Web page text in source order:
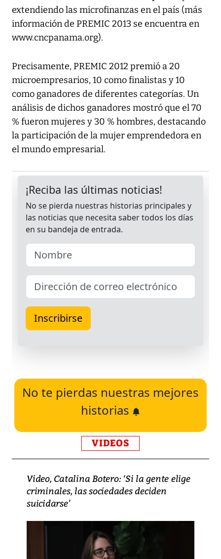
extendiendo las microfinanzas en el país (más
información de PREMIC 2013 se encuentra en
www.cncpanama.org).
Precisamente, PREMIC 2012 premió a 20
microempresarios, 10 como finalistas y 10
como ganadores de diferentes categorías. Un
análisis de dichos ganadores mostró que el 70
% fueron mujeres y 30 % hombres, destacando
la participación de la mujer emprendedora en
el mundo empresarial.
No te pierdas nuestras mejores
historias
VIDEOS
Video, Catalina Botero: ‘Si la gente elige
criminales, las sociedades deciden
suicidarse’